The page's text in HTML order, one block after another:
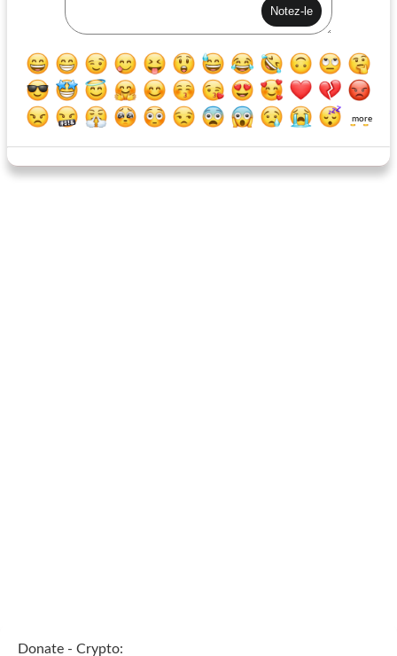
gelées de fruits
more
Donate - Crypto: